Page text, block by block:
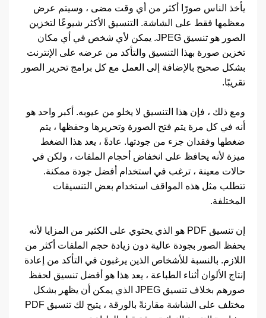
يأخذ الناس صورًا أكثر من أي وقت مضى ، وسيتم عرض
معظمها فقط على الشاشة. التنسيق الأكثر شيوعًا لتخزين
الصور هو تنسيق JPEG. يمكن لأي شخص في أي مكان
تخزين صورة بهذا التنسيق والتأكد من عرضه على الإنترنت
بشكل صحيح بالإضافة إلى العمل مع كل برامج تحرير الصور
تقريبًا.
ومع ذلك ، فإن هذا التنسيق لا يخلو من عيوبه. أكبر واحد هو
أنه في كل مرة يتم فتح الصورة وتحريرها وحفظها ، يتم
ضغطها وفقدان جزء من جودتها. عادةً ، يعد هذا الضغط
ميزة لأنه يحافظ على انخفاض أحجام الملفات ، ولكن في
حالات معينة ، ترغب في استخدام أفضل جودة ممكنة.
تتطلب مثل هذه المواقف استخدام بعض التنسيقات
المختلفة.
إن تنسيق PDF هو الذي يحتوي على الكثير من المزايا لأنه
يحفظ الصور بجودة عالية دون زيادة حجم الملفات أكثر من
اللازم. بالنسبة للأشخاص الذين يرغبون في التأكد من إعادة
إنتاج الألوان أثناء الطباعة ، يعد هذا هو أفضل تنسيق لحفظ
صورهم بخلاف تنسيق JPEG الذي يمكن أن يظهر بشكل
مختلف على الشاشة مقارنةً بالورقة ، يتيح لك تنسيق PDF